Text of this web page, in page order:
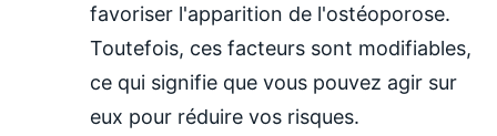
favoriser l'apparition de l'ostéoporose.
Toutefois, ces facteurs sont modifiables,
ce qui signifie que vous pouvez agir sur
eux pour réduire vos risques.